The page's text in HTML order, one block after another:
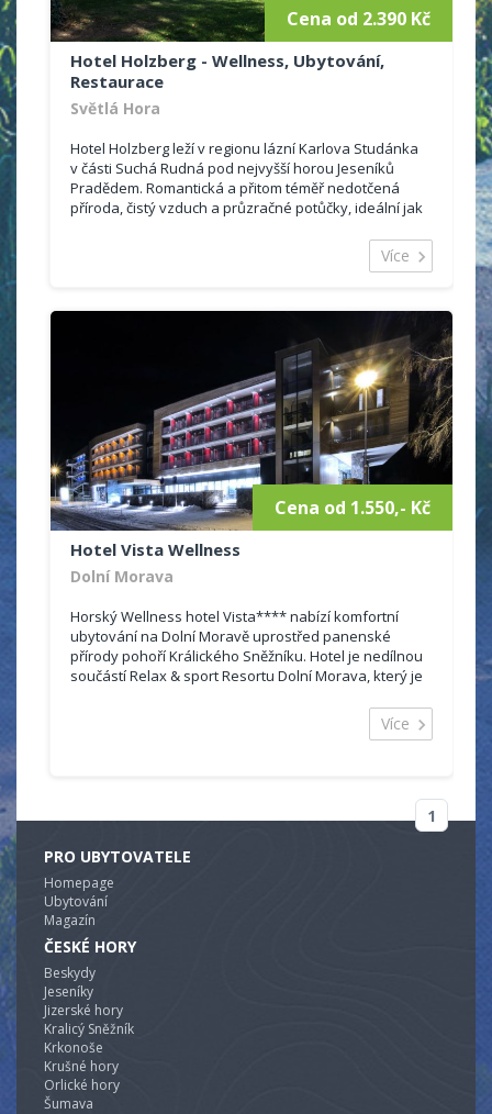
Cena od 2.390 Kč
Hotel Holzberg - Wellness, Ubytování,
Restaurace
Světlá Hora
Hotel Holzberg leží v regionu lázní Karlova Studánka
v části Suchá Rudná pod nejvyšší horou Jeseníků
Pradědem. Romantická a přitom téměř nedotčená
příroda, čistý vzduch a průzračné potůčky, ideální jak
Více
Cena od 1.550,- Kč
Hotel Vista Wellness
Dolní Morava
Horský Wellness hotel Vista**** nabízí komfortní
ubytování na Dolní Moravě uprostřed panenské
přírody pohoří Králického Sněžníku. Hotel je nedílnou
součástí Relax & sport Resortu Dolní Morava, který je
Více
1
PRO UBYTOVATELE
Homepage
Ubytování
Magazín
ČESKÉ HORY
Beskydy
Jeseníky
Jizerské hory
Kralicý Sněžník
Krkonoše
Krušné hory
Orlické hory
Šumava